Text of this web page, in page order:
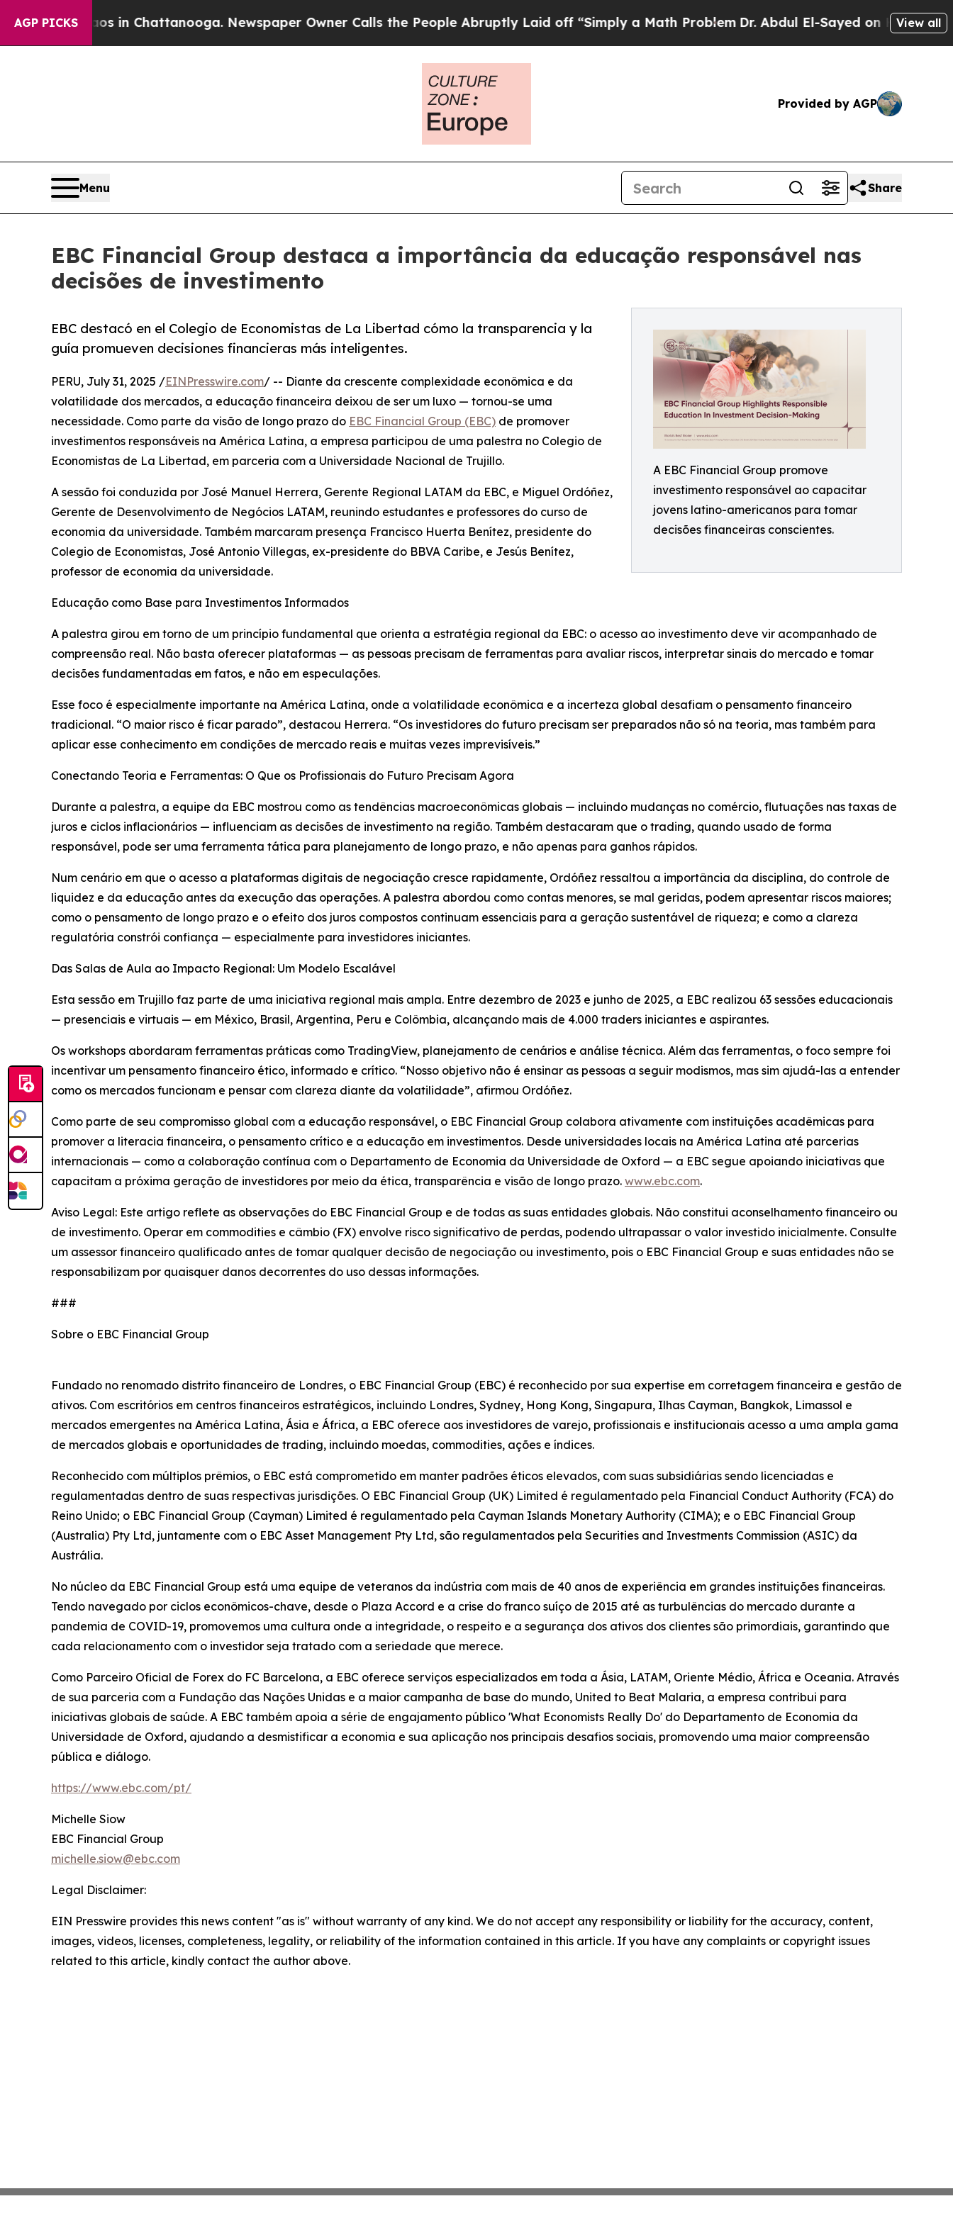
AGP PICKS
Chaos in Chattanooga. Newspaper Owner Calls the People Abruptly Laid off “Simply a Math ProblemDr. Abdul El-Sayed on Historic Michigan
View all
Provided by AGP
Menu Share
EBC Financial Group destaca a importância da educação responsável nas
decisões de investimento
A EBC Financial Group promove
investimento responsável ao capacitar
jovens latino-americanos para tomar
decisões financeiras conscientes.
EBC destacó en el Colegio de Economistas de La Libertad cómo la transparencia y la
guía promueven decisiones financieras más inteligentes.
PERU, July 31, 2025 /EINPresswire.com/ -- Diante da crescente complexidade econômica e da
volatilidade dos mercados, a educação financeira deixou de ser um luxo — tornou-se uma
necessidade. Como parte da visão de longo prazo do EBC Financial Group (EBC) de promover
investimentos responsáveis na América Latina, a empresa participou de uma palestra no Colegio de
Economistas de La Libertad, em parceria com a Universidade Nacional de Trujillo.
A sessão foi conduzida por José Manuel Herrera, Gerente Regional LATAM da EBC, e Miguel Ordóñez,
Gerente de Desenvolvimento de Negócios LATAM, reunindo estudantes e professores do curso de
economia da universidade. Também marcaram presença Francisco Huerta Benítez, presidente do
Colegio de Economistas, José Antonio Villegas, ex-presidente do BBVA Caribe, e Jesús Benítez,
professor de economia da universidade.
Educação como Base para Investimentos Informados
A palestra girou em torno de um princípio fundamental que orienta a estratégia regional da EBC: o acesso ao investimento deve vir acompanhado de
compreensão real. Não basta oferecer plataformas — as pessoas precisam de ferramentas para avaliar riscos, interpretar sinais do mercado e tomar
decisões fundamentadas em fatos, e não em especulações.
Esse foco é especialmente importante na América Latina, onde a volatilidade econômica e a incerteza global desafiam o pensamento financeiro
tradicional. “O maior risco é ficar parado”, destacou Herrera. “Os investidores do futuro precisam ser preparados não só na teoria, mas também para
aplicar esse conhecimento em condições de mercado reais e muitas vezes imprevisíveis.”
Conectando Teoria e Ferramentas: O Que os Profissionais do Futuro Precisam Agora
Durante a palestra, a equipe da EBC mostrou como as tendências macroeconômicas globais — incluindo mudanças no comércio, flutuações nas taxas de
juros e ciclos inflacionários — influenciam as decisões de investimento na região. Também destacaram que o trading, quando usado de forma
responsável, pode ser uma ferramenta tática para planejamento de longo prazo, e não apenas para ganhos rápidos.
Num cenário em que o acesso a plataformas digitais de negociação cresce rapidamente, Ordóñez ressaltou a importância da disciplina, do controle de
liquidez e da educação antes da execução das operações. A palestra abordou como contas menores, se mal geridas, podem apresentar riscos maiores;
como o pensamento de longo prazo e o efeito dos juros compostos continuam essenciais para a geração sustentável de riqueza; e como a clareza
regulatória constrói confiança — especialmente para investidores iniciantes.
Das Salas de Aula ao Impacto Regional: Um Modelo Escalável
Esta sessão em Trujillo faz parte de uma iniciativa regional mais ampla. Entre dezembro de 2023 e junho de 2025, a EBC realizou 63 sessões educacionais
— presenciais e virtuais — em México, Brasil, Argentina, Peru e Colômbia, alcançando mais de 4.000 traders iniciantes e aspirantes.
Os workshops abordaram ferramentas práticas como TradingView, planejamento de cenários e análise técnica. Além das ferramentas, o foco sempre foi
incentivar um pensamento financeiro ético, informado e crítico. “Nosso objetivo não é ensinar as pessoas a seguir modismos, mas sim ajudá-las a entender
como os mercados funcionam e pensar com clareza diante da volatilidade”, afirmou Ordóñez.
Como parte de seu compromisso global com a educação responsável, o EBC Financial Group colabora ativamente com instituições acadêmicas para
promover a literacia financeira, o pensamento crítico e a educação em investimentos. Desde universidades locais na América Latina até parcerias
internacionais — como a colaboração contínua com o Departamento de Economia da Universidade de Oxford — a EBC segue apoiando iniciativas que
capacitam a próxima geração de investidores por meio da ética, transparência e visão de longo prazo. www.ebc.com.
Aviso Legal: Este artigo reflete as observações do EBC Financial Group e de todas as suas entidades globais. Não constitui aconselhamento financeiro ou
de investimento. Operar em commodities e câmbio (FX) envolve risco significativo de perdas, podendo ultrapassar o valor investido inicialmente. Consulte
um assessor financeiro qualificado antes de tomar qualquer decisão de negociação ou investimento, pois o EBC Financial Group e suas entidades não se
responsabilizam por quaisquer danos decorrentes do uso dessas informações.
###
Sobre o EBC Financial Group
Fundado no renomado distrito financeiro de Londres, o EBC Financial Group (EBC) é reconhecido por sua expertise em corretagem financeira e gestão de
ativos. Com escritórios em centros financeiros estratégicos, incluindo Londres, Sydney, Hong Kong, Singapura, Ilhas Cayman, Bangkok, Limassol e
mercados emergentes na América Latina, Ásia e África, a EBC oferece aos investidores de varejo, profissionais e institucionais acesso a uma ampla gama
de mercados globais e oportunidades de trading, incluindo moedas, commodities, ações e índices.
Reconhecido com múltiplos prêmios, o EBC está comprometido em manter padrões éticos elevados, com suas subsidiárias sendo licenciadas e
regulamentadas dentro de suas respectivas jurisdições. O EBC Financial Group (UK) Limited é regulamentado pela Financial Conduct Authority (FCA) do
Reino Unido; o EBC Financial Group (Cayman) Limited é regulamentado pela Cayman Islands Monetary Authority (CIMA); e o EBC Financial Group
(Australia) Pty Ltd, juntamente com o EBC Asset Management Pty Ltd, são regulamentados pela Securities and Investments Commission (ASIC) da
Austrália.
No núcleo da EBC Financial Group está uma equipe de veteranos da indústria com mais de 40 anos de experiência em grandes instituições financeiras.
Tendo navegado por ciclos econômicos-chave, desde o Plaza Accord e a crise do franco suíço de 2015 até as turbulências do mercado durante a
pandemia de COVID-19, promovemos uma cultura onde a integridade, o respeito e a segurança dos ativos dos clientes são primordiais, garantindo que
cada relacionamento com o investidor seja tratado com a seriedade que merece.
Como Parceiro Oficial de Forex do FC Barcelona, a EBC oferece serviços especializados em toda a Ásia, LATAM, Oriente Médio, África e Oceania. Através
de sua parceria com a Fundação das Nações Unidas e a maior campanha de base do mundo, United to Beat Malaria, a empresa contribui para
iniciativas globais de saúde. A EBC também apoia a série de engajamento público 'What Economists Really Do' do Departamento de Economia da
Universidade de Oxford, ajudando a desmistificar a economia e sua aplicação nos principais desafios sociais, promovendo uma maior compreensão
pública e diálogo.
https://www.ebc.com/pt/
Michelle Siow
EBC Financial Group
michelle.siow@ebc.com
Legal Disclaimer:
EIN Presswire provides this news content "as is" without warranty of any kind. We do not accept any responsibility or liability for the accuracy, content,
images, videos, licenses, completeness, legality, or reliability of the information contained in this article. If you have any complaints or copyright issues
related to this article, kindly contact the author above.